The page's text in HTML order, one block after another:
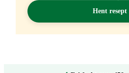
Hent resept